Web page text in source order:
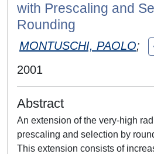
with Prescaling and
Rounding
MONTUSCHI, PAOLO;
2001
Abstract
An extension of the very-high
prescaling and selection by
This extension consists of